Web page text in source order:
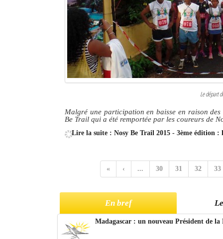
Le départ
Malgré une participation en baisse en raison
Be Trail qui a été remportée par les coureurs de
Lire la suite : Nosy Be Trail 2015 - 3ème édition :
« ‹ ... 30 31 32 33
En bref
Madagascar : un nouveau Président de